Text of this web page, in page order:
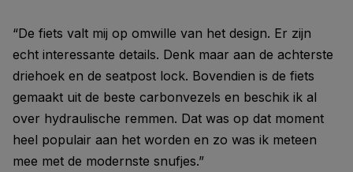
“De fiets valt mij op omwille van het design. Er zijn
echt interessante details. Denk maar aan de achterste
driehoek en de seatpost lock. Bovendien is de fiets
gemaakt uit de beste carbonvezels en beschik ik al
over hydraulische remmen. Dat was op dat moment
heel populair aan het worden en zo was ik meteen
mee met de modernste snufjes.”